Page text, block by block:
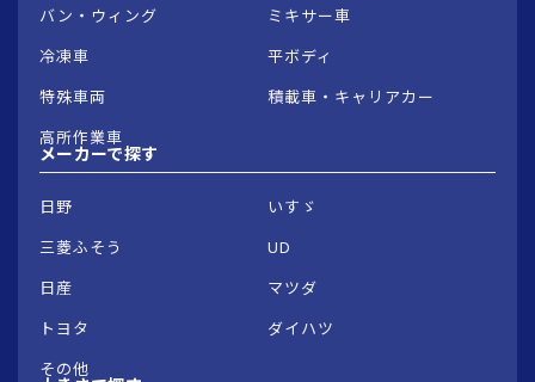
バン・ウィング
ミキサー車
冷凍車
平ボディ
特殊車両
積載車・キャリアカー
高所作業車
メーカーで探す
日野
いすゞ
三菱ふそう
UD
日産
マツダ
トヨタ
ダイハツ
その他